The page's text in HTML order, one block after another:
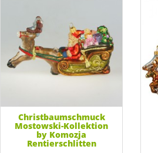
Christbaumschmuck
Mostowski-Kollektion
by Komozja
Rentierschlitten